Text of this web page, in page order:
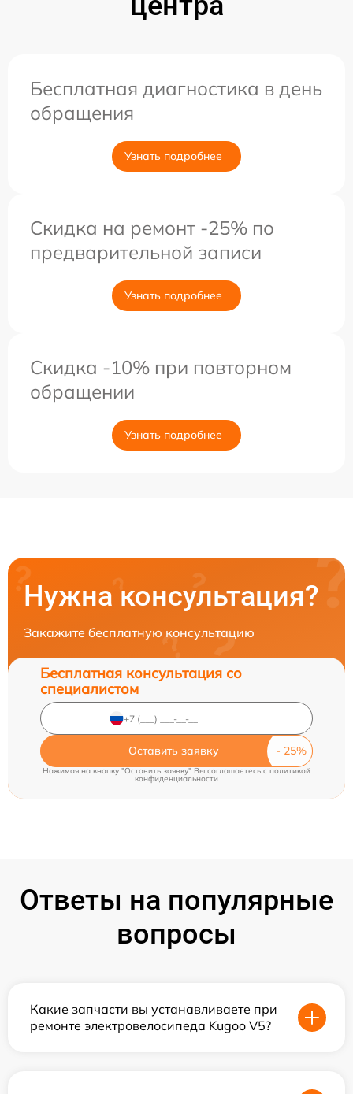
Бесплатная диагностика в день
обращения
Узнать подробнее
Скидка на ремонт -25% по
предварительной записи
Узнать подробнее
Скидка -10% при повторном
обращении
Узнать подробнее
Нужна консультация?
Закажите бесплатную консультацию
Бесплатная консультация со
специалистом
Оставить заявку
Нажимая на кнопку "Оставить заявку" Вы соглашаетесь c политикой
конфиденциальности
Ответы на популярные
вопросы
Какие запчасти вы устанавливаете при
ремонте электровелосипеда Kugoo V5?